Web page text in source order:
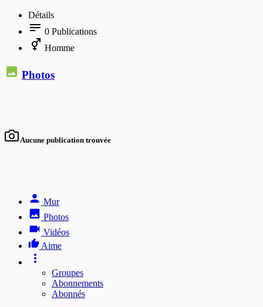
Détails
0 Publications
Homme
Photos
Aucune publication trouvée
Mur
Photos
Vidéos
Aime
Groupes
Abonnements
Abonnés